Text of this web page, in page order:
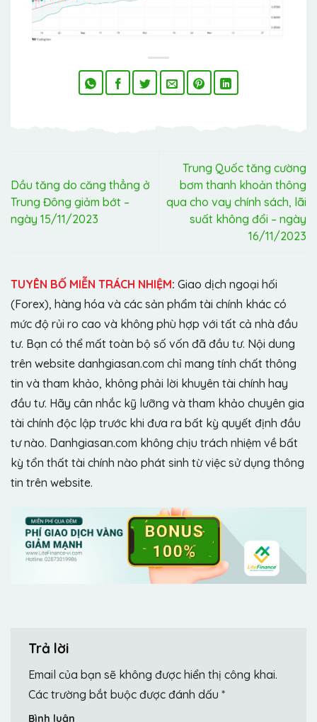
Dầu tăng do căng thẳng ở
Trung Đông giảm bớt –
ngày 15/11/2023
Trung Quốc tăng cường
bơm thanh khoản thông
qua cho vay chính sách, lãi
suất không đổi – ngày
16/11/2023
TUYÊN BỐ MIỄN TRÁCH NHIỆM: Giao dịch ngoại hối
(Forex), hàng hóa và các sản phẩm tài chính khác có
mức độ rủi ro cao và không phù hợp với tất cả nhà đầu
tư. Bạn có thể mất toàn bộ số vốn đã đầu tư. Nội dung
trên website danhgiasan.com chỉ mang tính chất thông
tin và tham khảo, không phải lời khuyên tài chính hay
đầu tư. Hãy cân nhắc kỹ lưỡng và tham khảo chuyên gia
tài chính độc lập trước khi đưa ra bất kỳ quyết định đầu
tư nào. Danhgiasan.com không chịu trách nhiệm về bất
kỳ tổn thất tài chính nào phát sinh từ việc sử dụng thông
tin trên website.
Trả lời
Email của bạn sẽ không được hiển thị công khai.
Các trường bắt buộc được đánh dấu *
Bình luận